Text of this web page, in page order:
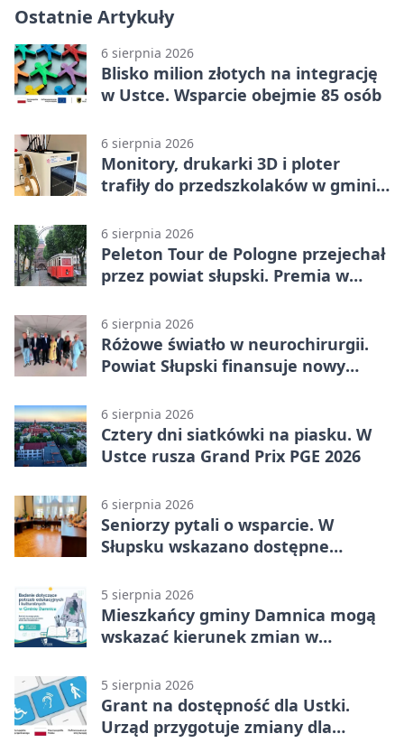
Ostatnie Artykuły
6 sierpnia 2026
Blisko milion złotych na integrację
w Ustce. Wsparcie obejmie 85 osób
6 sierpnia 2026
Monitory, drukarki 3D i ploter
trafiły do przedszkolaków w gminie
6 sierpnia 2026
Peleton Tour de Pologne przejechał
przez powiat słupski. Premia w
6 sierpnia 2026
Różowe światło w neurochirurgii.
Powiat Słupski finansuje nowy
6 sierpnia 2026
Cztery dni siatkówki na piasku. W
Ustce rusza Grand Prix PGE 2026
6 sierpnia 2026
Seniorzy pytali o wsparcie. W
Słupsku wskazano dostępne
5 sierpnia 2026
Mieszkańcy gminy Damnica mogą
wskazać kierunek zmian w
5 sierpnia 2026
Grant na dostępność dla Ustki.
Urząd przygotuje zmiany dla